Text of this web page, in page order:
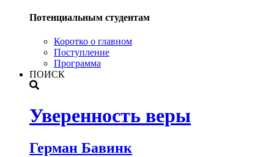
Потенциальным студентам
Коротко о главном
Поступление
Программа
ПОИСК
Уверенность веры
Герман Бавинк